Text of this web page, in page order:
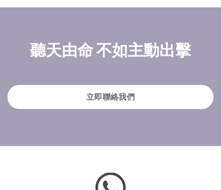
聽天由命 不如主動出擊
立即聯絡我們